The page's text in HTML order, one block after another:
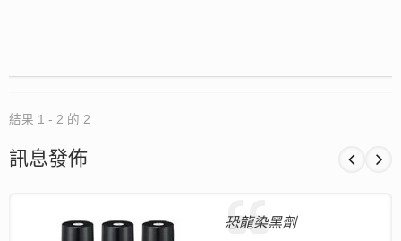
結果 1 - 2 的 2
訊息發佈
恐龍染黑劑